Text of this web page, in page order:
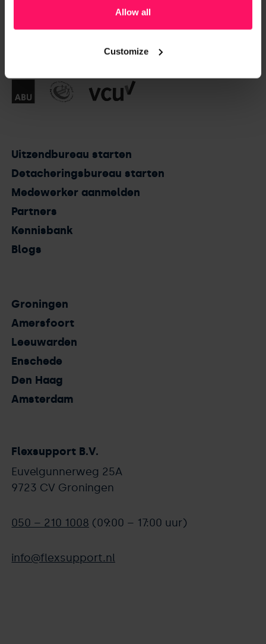
Allow all
Customize
Uitzendbureau starten
Detacheringsbureau starten
Medewerker aanmelden
Partners
Kennisbank
Blogs
Groningen
Amersfoort
Leeuwarden
Enschede
Den Haag
Amsterdam
Flexsupport B.V.
Euvelgunnerweg 25A
9723 CV Groningen
050 – 210 1008 (09:00 – 17:00 uur)
info@flexsupport.nl